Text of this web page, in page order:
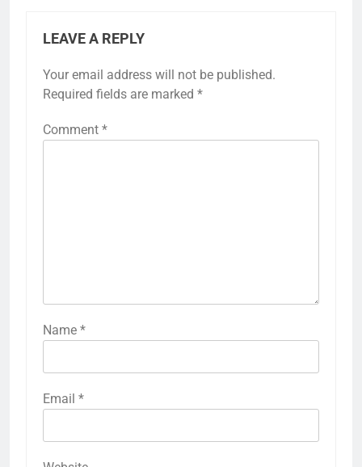
LEAVE A REPLY
Your email address will not be published.
Required fields are marked *
Comment *
Name *
Email *